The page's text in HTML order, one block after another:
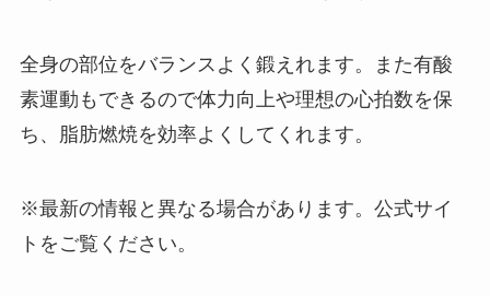
全身の部位をバランスよく鍛えれます。また有酸
素運動もできるので体力向上や理想の心拍数を保
ち、脂肪燃焼を効率よくしてくれます。
※最新の情報と異なる場合があります。公式サイ
トをご覧ください。